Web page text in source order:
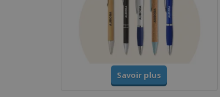
Savoir plus